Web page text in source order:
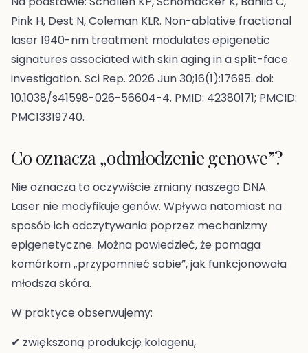
Pink H, Dest N, Coleman KLR. Non-ablative fractional
laser 1940-nm treatment modulates epigenetic
signatures associated with skin aging in a split-face
investigation. Sci Rep. 2026 Jun 30;16(1):17695. doi:
10.1038/s41598-026-56604-4. PMID: 42380171; PMCID:
PMC13319740.
Co oznacza „odmłodzenie genowe”?
Nie oznacza to oczywiście zmiany naszego DNA.
Laser nie modyfikuje genów. Wpływa natomiast na
sposób ich odczytywania poprzez mechanizmy
epigenetyczne. Można powiedzieć, że pomaga
komórkom „przypomnieć sobie”, jak funkcjonowała
młodsza skóra.
W praktyce obserwujemy:
✔ zwiększoną produkcję kolagenu,